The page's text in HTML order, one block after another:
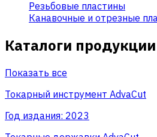
Резьбовые пластины
Канавочные и отрезные
Каталоги продукции
Показать все
Токарный инструмент AdvaCut
Год издания: 2023